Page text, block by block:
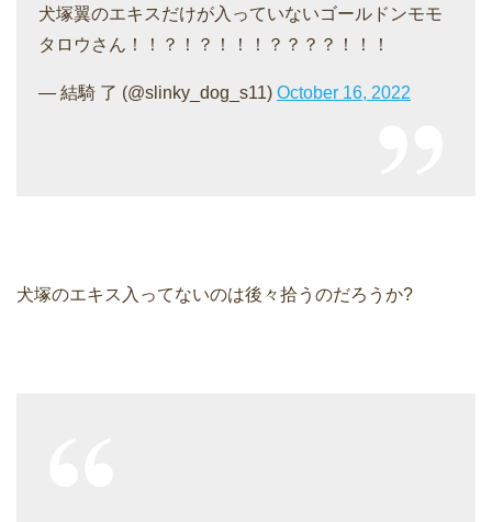
犬塚翼のエキスだけが入っていないゴールドンモモ
タロウさん！！？！？！！！？？？？！！！
— 結騎 了 (@slinky_dog_s11) October 16, 2022
犬塚のエキス入ってないのは後々拾うのだろうか?